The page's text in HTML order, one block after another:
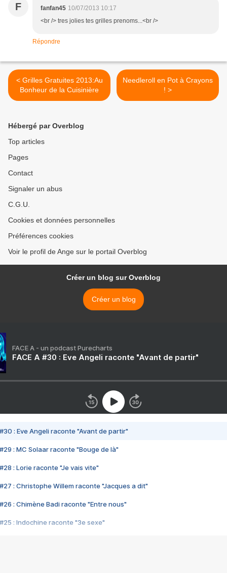
F fanfan45 10/07/2013 10:17
<br /> tres jolies tes grilles prenoms...<br />
Répondre
< Grilles Gratuites 2013:Au
Bonheur de la Cuisinière
Needleroll en Pot à Crayons
! >
Hébergé par Overblog
Top articles
Pages
Contact
Signaler un abus
C.G.U.
Cookies et données personnelles
Préférences cookies
Voir le profil de Ange sur le portail Overblog
Créer un blog sur Overblog
Créer un blog
FACE A - un podcast Purecharts
FACE A #30 : Eve Angeli raconte "Avant de partir"
#30 : Eve Angeli raconte "Avant de partir"
#29 : MC Solaar raconte "Bouge de là"
#28 : Lorie raconte "Je vais vite"
#27 : Christophe Willem raconte "Jacques a dit"
#26 : Chimène Badi raconte "Entre nous"
#25 : Indochine raconte "3e sexe"